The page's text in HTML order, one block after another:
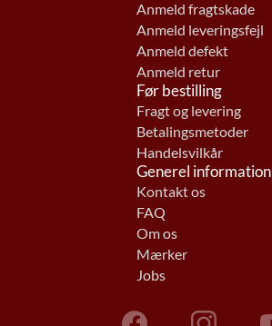
Anmeld fragtskade
Anmeld leveringsfejl
Anmeld defekt
Anmeld retur
Før bestilling
Fragt og levering
Betalingsmetoder
Handelsvilkår
Generel information
Kontakt os
FAQ
Om os
Mærker
Jobs